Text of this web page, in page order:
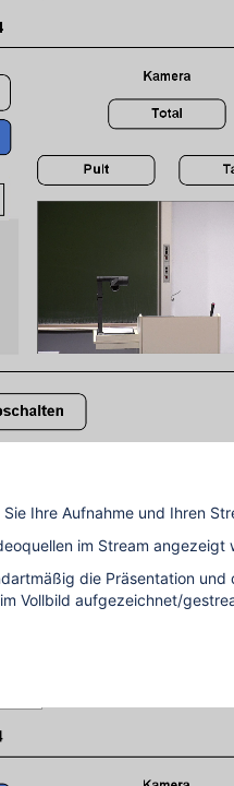
Sie Ihre Aufnahme und Ihren
im Stream angezeigt
die Präsentation
Vollbild aufgezeichnet/